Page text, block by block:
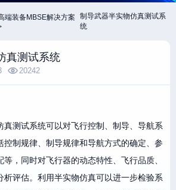
端装备MBSE解决方案
制导武器半实物仿真测试系
统
真测试系统
20242
真测试系统可以对飞行控制、制导、导航系
控制规律、制导规律和导航方式的确定、参
，同时对飞行器的动态特性、飞行品质、
析评估。利用半实物仿真可以进一步检验系